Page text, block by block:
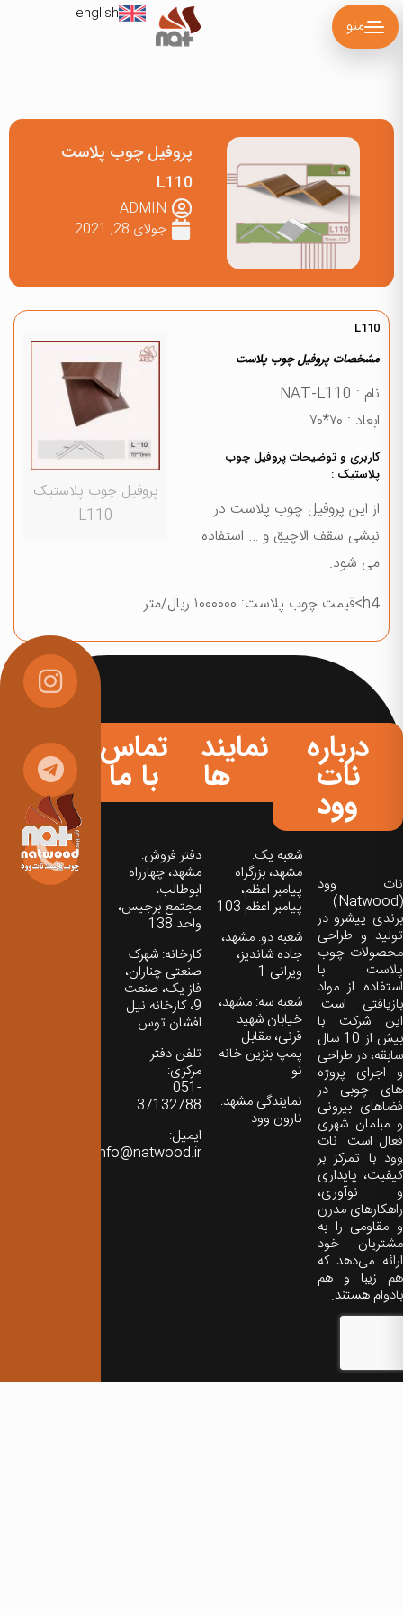
منو
english
پروفیل چوب پلاست
L110
ADMIN
جولای 28, 2021
پروفیل چوب پلاستیک
L110
L110
مشخصات پروفیل چوب پلاست
نام : NAT-L110
ابعاد : ۷۰*۷۰
کاربری و توضیحات پروفیل چوب
پلاستیک :
از این پروفیل چوب پلاست در
نبشی سقف الاچیق و … استفاده
می شود.
h4>قیمت چوب پلاست: ۱۰۰۰۰۰۰ ریال/متر
درباره
نات
وود
نات‌ وود
(Natwood)
برندی پیشرو در
تولید و طراحی
محصولات چوب
پلاست با
استفاده از مواد
بازیافتی است.
این شرکت با
بیش از 10 سال
سابقه، در طراحی
و اجرای پروژه
های چوبی در
فضاهای بیرونی
و مبلمان شهری
فعال است. نات
وود با تمرکز بر
کیفیت، پایداری
و نوآوری،
راهکارهای مدرن
و مقاومی را به
مشتریان خود
ارائه می‌دهد که
هم زیبا و هم
بادوام هستند.
نمایندگی
ها
شعبه یک:
مشهد، بزرگراه
پیامبر اعظم،
پیامبر اعظم 103
شعبه دو: مشهد،
جاده شاندیز،
ویرانی 1
شعبه سه: مشهد،
خیابان شهید
قرنی، مقابل
پمپ بنزین خانه
نو
نمایندگی مشهد:
نارون وود
تماس
با ما
دفتر فروش:
مشهد، چهارراه
ابوطالب،
مجتمع برجیس،
واحد 138
کارخانه: شهرک
صنعتی چناران،
فاز یک، صنعت
9، کارخانه نیل
افشان توس
تلفن دفتر
مرکزی:
051-
37132788
ایمیل:
info@natwood.ir